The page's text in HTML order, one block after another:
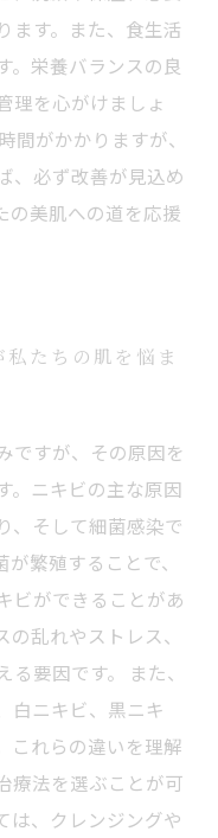
ます。また、食生活
。栄養バランスの良
理を心がけましょ
間がかかりますが、
、必ず改善が見込め
の美肌への道を応援
たちの肌を悩ま
ですが、その原因を
。ニキビの主な原因
、そして細菌感染で
繁殖することで、
ビができることがあ
乱れやストレス、
要因です。 また、
白ニキビ、黒ニキ
これらの違いを理解
療法を選ぶことが可
は、クレンジングや